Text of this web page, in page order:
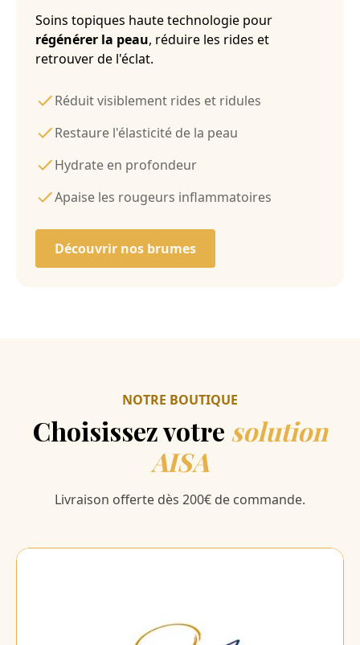
Soins topiques haute technologie pour
régénérer la peau, réduire les rides et
retrouver de l'éclat.
Réduit visiblement rides et ridules
Restaure l'élasticité de la peau
Hydrate en profondeur
Apaise les rougeurs inflammatoires
Découvrir nos brumes
NOTRE BOUTIQUE
Choisissez votre solution
AISA
Livraison offerte dès 200€ de commande.